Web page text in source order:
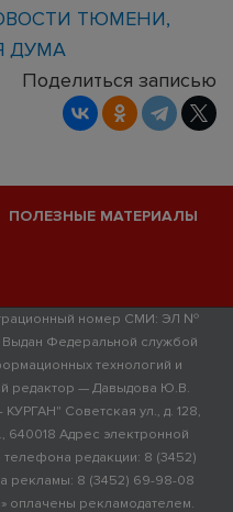
ТЮМЕНИ
ДУМА
Поделиться записью
ПОЛЕЗНЫЕ МАТЕРИАЛЫ
номер СМИ: ЭЛ №
Выдан Федеральной службой
технологий и
редактор — Давыдова Ю.В.
Советская ул., д. 128,
640018 Адрес электронной
редакции: 8 (3452)
рекламы: 8 (3452) 69-98-08
оплачены рекламодателем.